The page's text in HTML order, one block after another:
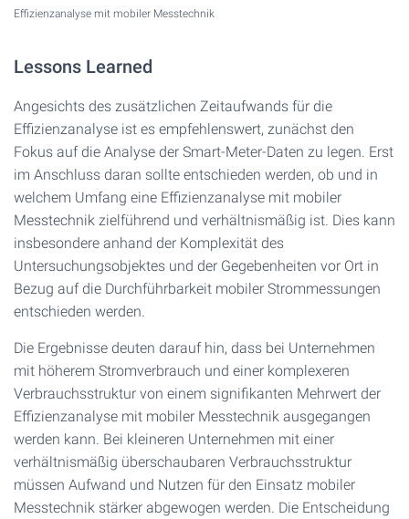
Effizienzanalyse mit mobiler Messtechnik
Lessons Learned
Angesichts des zusätzlichen Zeitaufwands für die
Effizienzanalyse ist es empfehlenswert, zunächst den
Fokus auf die Analyse der Smart-Meter-Daten zu legen. Erst
im Anschluss daran sollte entschieden werden, ob und in
welchem Umfang eine Effizienzanalyse mit mobiler
Messtechnik zielführend und verhältnismäßig ist. Dies kann
insbesondere anhand der Komplexität des
Untersuchungsobjektes und der Gegebenheiten vor Ort in
Bezug auf die Durchführbarkeit mobiler Strommessungen
entschieden werden.
Die Ergebnisse deuten darauf hin, dass bei Unternehmen
mit höherem Stromverbrauch und einer komplexeren
Verbrauchsstruktur von einem signifikanten Mehrwert der
Effizienzanalyse mit mobiler Messtechnik ausgegangen
werden kann. Bei kleineren Unternehmen mit einer
verhältnismäßig überschaubaren Verbrauchsstruktur
müssen Aufwand und Nutzen für den Einsatz mobiler
Messtechnik stärker abgewogen werden. Die Entscheidung